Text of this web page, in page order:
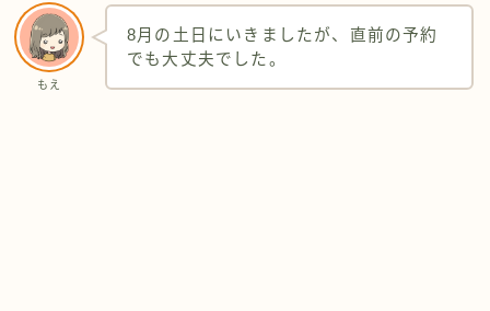
もえ
8月の土日にいきましたが、直前の予約
でも大丈夫でした。